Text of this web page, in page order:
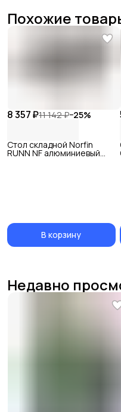
Похожие
8 357 ₽11 142 ₽−25%
Стол складной Norfin
RUNN NF алюминиевый
В корзину
Недавно